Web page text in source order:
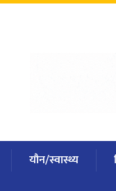
यौन/स्वास्थ्य